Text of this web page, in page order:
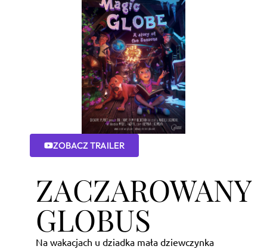
ZOBACZ TRAILER
ZACZAROWANY
GLOBUS
Na wakacjach u dziadka mała dziewczynka